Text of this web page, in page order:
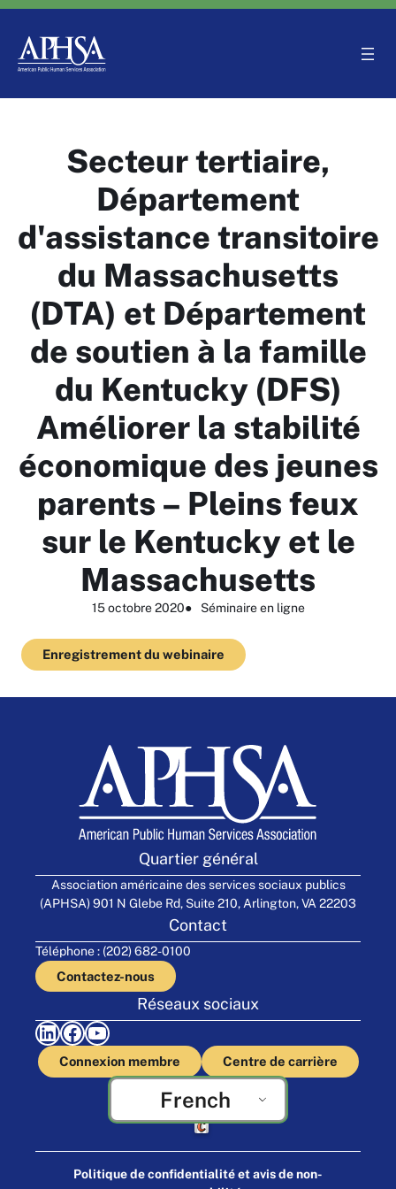
Aller
contenu
Secteur tertiaire,
Département
d'assistance transitoire
du Massachusetts
(DTA) et Département
de soutien à la famille
du Kentucky (DFS)
Améliorer la stabilité
économique des jeunes
parents – Pleins feux
sur le Kentucky et le
Massachusetts
15 octobre 2020● Séminaire en ligne
Enregistrement du webinaire
Quartier général
Association américaine des services sociaux publics
(APHSA) 901 N Glebe Rd, Suite 210, Arlington, VA 22203
Contact
Téléphone : (202) 682-0100
Contactez-nous
Réseaux sociaux
LinkedIn Facebook YouTube
Connexion membre Centre de carrière
French
Fabriqué par Cornershop Creative
Politique de confidentialité et avis de non-